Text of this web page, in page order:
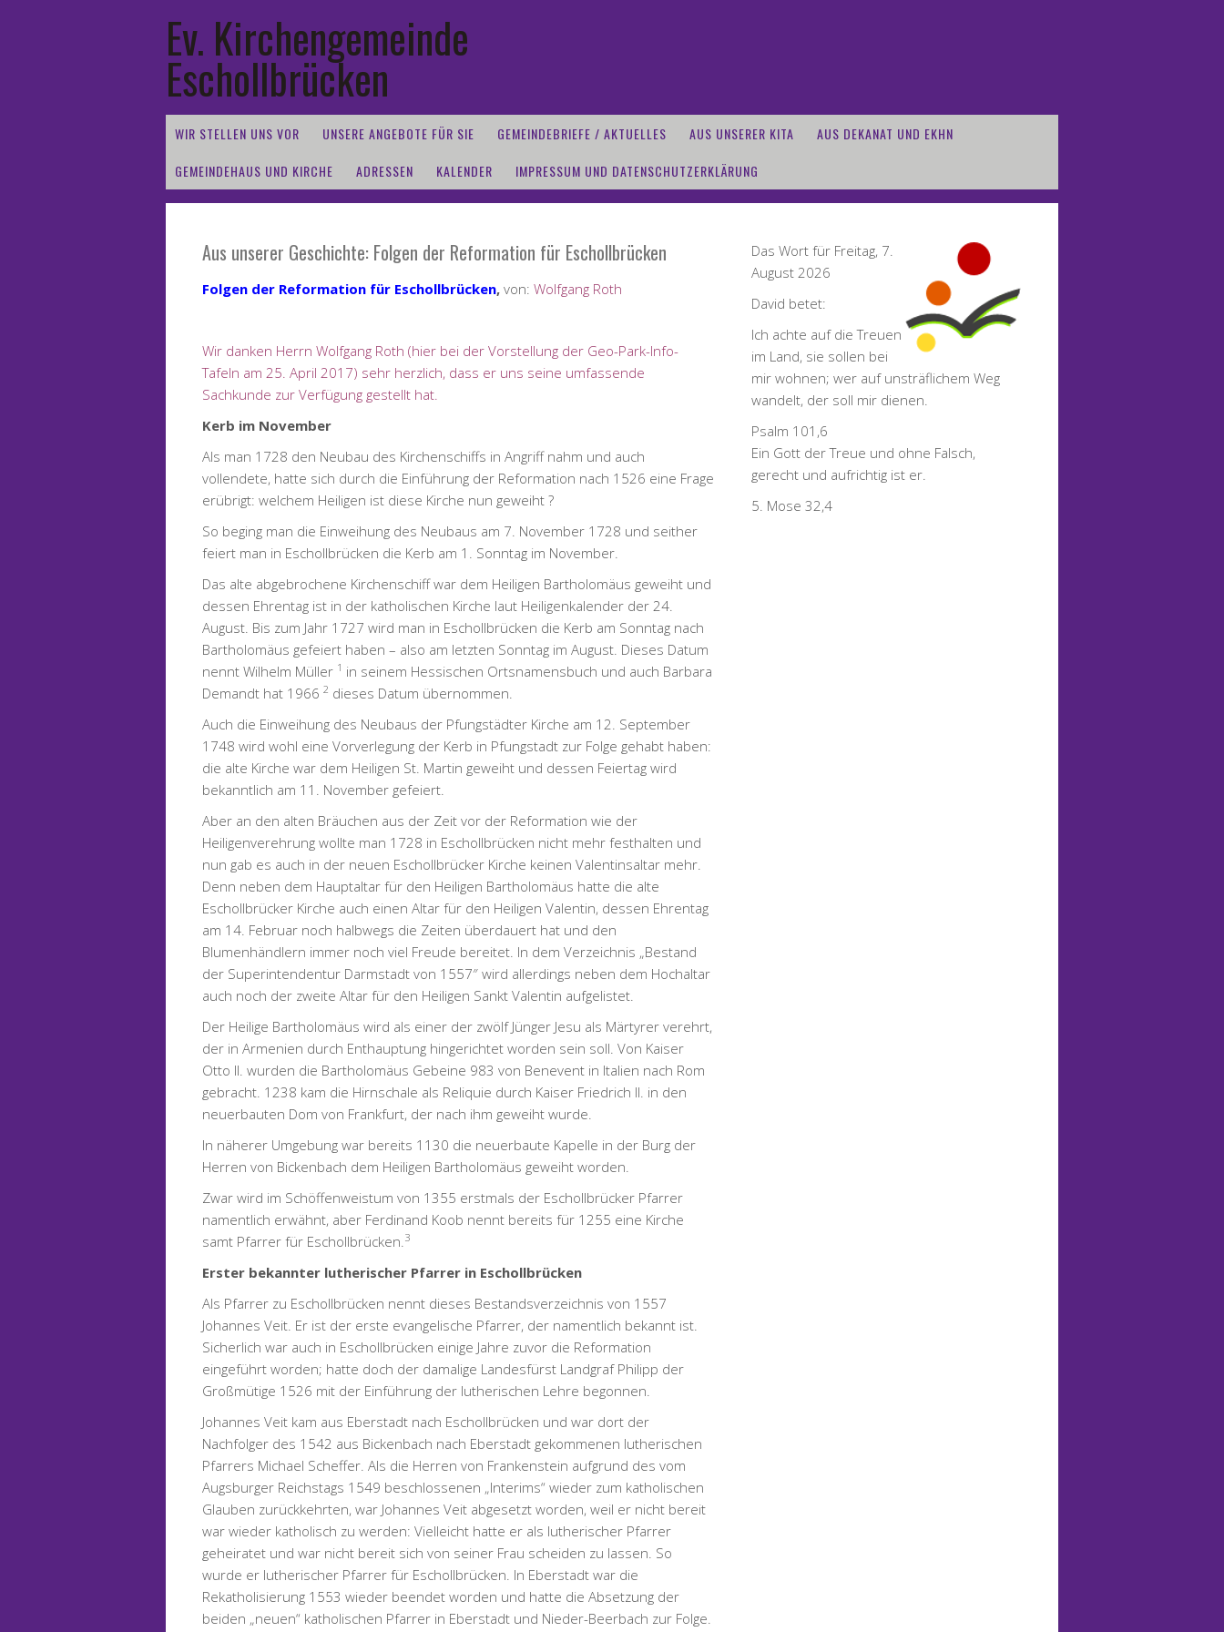
Ev. Kirchengemeinde
Eschollbrücken
WIR STELLEN UNS VOR UNSERE ANGEBOTE FÜR SIE GEMEINDEBRIEFE / AKTUELLES AUS UNSERER KITA
AUS DEKANAT UND EKHN
GEMEINDEHAUS UND KIRCHE
ADRESSEN KALENDER IMPRESSUM UND DATENSCHUTZERKLÄRUNG
Aus unserer Geschichte: Folgen der Reformation für Eschollbrücken
Folgen der Reformation für Eschollbrücken, von: Wolfgang Roth
Wir danken Herrn Wolfgang Roth (hier bei der Vorstellung der Geo-Park-Info-
Tafeln am 25. April 2017) sehr herzlich, dass er uns seine umfassende
Sachkunde zur Verfügung gestellt hat.
Kerb im November
Als man 1728 den Neubau des Kirchenschiffs in Angriff nahm und auch
vollendete, hatte sich durch die Einführung der Reformation nach 1526 eine Frage
erübrigt: welchem Heiligen ist diese Kirche nun geweiht ?
So beging man die Einweihung des Neubaus am 7. November 1728 und seither
feiert man in Eschollbrücken die Kerb am 1. Sonntag im November.
Das alte abgebrochene Kirchenschiff war dem Heiligen Bartholomäus geweiht und
dessen Ehrentag ist in der katholischen Kirche laut Heiligenkalender der 24.
August. Bis zum Jahr 1727 wird man in Eschollbrücken die Kerb am Sonntag nach
Bartholomäus gefeiert haben – also am letzten Sonntag im August. Dieses Datum
nennt Wilhelm Müller 1 in seinem Hessischen Ortsnamensbuch und auch Barbara
Demandt hat 1966 2 dieses Datum übernommen.
Auch die Einweihung des Neubaus der Pfungstädter Kirche am 12. September
1748 wird wohl eine Vorverlegung der Kerb in Pfungstadt zur Folge gehabt haben:
die alte Kirche war dem Heiligen St. Martin geweiht und dessen Feiertag wird
bekanntlich am 11. November gefeiert.
Aber an den alten Bräuchen aus der Zeit vor der Reformation wie der
Heiligenverehrung wollte man 1728 in Eschollbrücken nicht mehr festhalten und
nun gab es auch in der neuen Eschollbrücker Kirche keinen Valentinsaltar mehr.
Denn neben dem Hauptaltar für den Heiligen Bartholomäus hatte die alte
Eschollbrücker Kirche auch einen Altar für den Heiligen Valentin, dessen Ehrentag
am 14. Februar noch halbwegs die Zeiten überdauert hat und den
Blumenhändlern immer noch viel Freude bereitet. In dem Verzeichnis „Bestand
der Superintendentur Darmstadt von 1557″ wird allerdings neben dem Hochaltar
auch noch der zweite Altar für den Heiligen Sankt Valentin aufgelistet.
Der Heilige Bartholomäus wird als einer der zwölf Jünger Jesu als Märtyrer verehrt,
der in Armenien durch Enthauptung hingerichtet worden sein soll. Von Kaiser
Otto II. wurden die Bartholomäus Gebeine 983 von Benevent in Italien nach Rom
gebracht. 1238 kam die Hirnschale als Reliquie durch Kaiser Friedrich II. in den
neuerbauten Dom von Frankfurt, der nach ihm geweiht wurde.
In näherer Umgebung war bereits 1130 die neuerbaute Kapelle in der Burg der
Herren von Bickenbach dem Heiligen Bartholomäus geweiht worden.
Zwar wird im Schöffenweistum von 1355 erstmals der Eschollbrücker Pfarrer
namentlich erwähnt, aber Ferdinand Koob nennt bereits für 1255 eine Kirche
samt Pfarrer für Eschollbrücken.3
Erster bekannter lutherischer Pfarrer in Eschollbrücken
Als Pfarrer zu Eschollbrücken nennt dieses Bestandsverzeichnis von 1557
Johannes Veit. Er ist der erste evangelische Pfarrer, der namentlich bekannt ist.
Sicherlich war auch in Eschollbrücken einige Jahre zuvor die Reformation
eingeführt worden; hatte doch der damalige Landesfürst Landgraf Philipp der
Großmütige 1526 mit der Einführung der lutherischen Lehre begonnen.
Johannes Veit kam aus Eberstadt nach Eschollbrücken und war dort der
Nachfolger des 1542 aus Bickenbach nach Eberstadt gekommenen lutherischen
Pfarrers Michael Scheffer. Als die Herren von Frankenstein aufgrund des vom
Augsburger Reichstags 1549 beschlossenen „Interims“ wieder zum katholischen
Glauben zurückkehrten, war Johannes Veit abgesetzt worden, weil er nicht bereit
war wieder katholisch zu werden: Vielleicht hatte er als lutherischer Pfarrer
geheiratet und war nicht bereit sich von seiner Frau scheiden zu lassen. So
wurde er lutherischer Pfarrer für Eschollbrücken. In Eberstadt war die
Rekatholisierung 1553 wieder beendet worden und hatte die Absetzung der
beiden „neuen“ katholischen Pfarrer in Eberstadt und Nieder-Beerbach zur Folge.
Das Wort für Freitag, 7.
August 2026
David betet:
Ich achte auf die Treuen
im Land, sie sollen bei
mir wohnen; wer auf unsträflichem Weg
wandelt, der soll mir dienen.
Psalm 101,6
Ein Gott der Treue und ohne Falsch,
gerecht und aufrichtig ist er.
5. Mose 32,4